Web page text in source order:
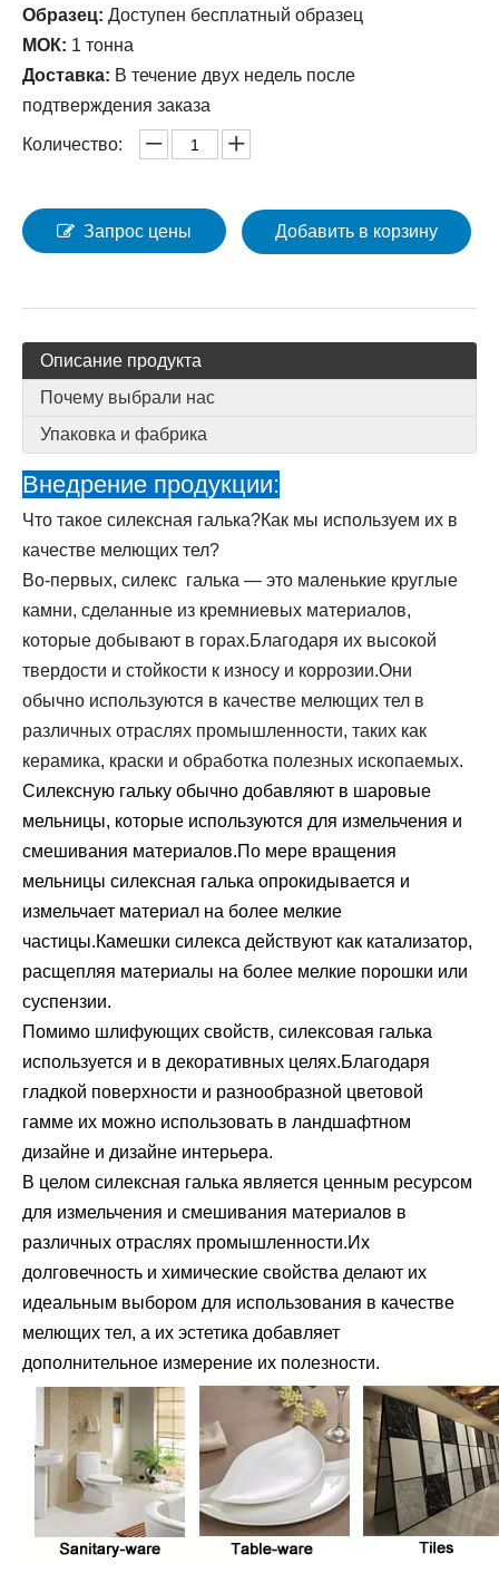
Образец: Доступен бесплатный образец
МОК: 1 тонна
Доставка: В течение двух недель после
подтверждения заказа
Количество:
Запрос цены Добавить в корзину
Описание продукта
Почему выбрали нас
Упаковка и фабрика
Внедрение продукции:
Что такое силексная галька?Как мы используем их в
качестве мелющих тел?
Во-первых, силекс галька — это маленькие круглые
камни, сделанные из кремниевых материалов,
которые добывают в горах.Благодаря их высокой
твердости и стойкости к износу и коррозии.Они
обычно используются в качестве мелющих тел в
различных отраслях промышленности, таких как
керамика, краски и обработка полезных ископаемых.
Силексную гальку обычно добавляют в шаровые
мельницы, которые используются для измельчения и
смешивания материалов.По мере вращения
мельницы силексная галька опрокидывается и
измельчает материал на более мелкие
частицы.Камешки силекса действуют как катализатор,
расщепляя материалы на более мелкие порошки или
суспензии.
Помимо шлифующих свойств, силексовая галька
используется и в декоративных целях.Благодаря
гладкой поверхности и разнообразной цветовой
гамме их можно использовать в ландшафтном
дизайне и дизайне интерьера.
В целом силексная галька является ценным ресурсом
для измельчения и смешивания материалов в
различных отраслях промышленности.Их
долговечность и химические свойства делают их
идеальным выбором для использования в качестве
мелющих тел, а их эстетика добавляет
дополнительное измерение их полезности.